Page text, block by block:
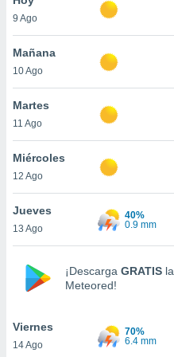
y
en
más
de
cookies
aceptar
9 Ago
Mañana
10 Ago
Martes
11 Ago
Miércoles
12 Ago
Jueves
13 Ago
40%
0.9 mm
¡Descarga GRATIS
Meteored!
Viernes
14 Ago
70%
6.4 mm